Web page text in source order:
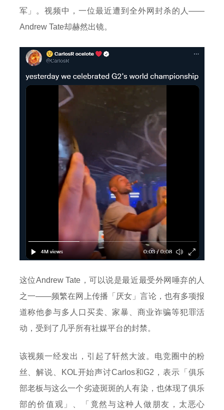
军」。视频中，一位最近遭到全外网封杀的人——
Andrew Tate却赫然出镜。
这位Andrew Tate，可以说是最近最受外网唾弃的人
之一——频繁在网上传播「厌女」言论，也有多项报
道称他参与多人口买卖、家暴、商业诈骗等犯罪活
动，受到了几乎所有社媒平台的封禁。
该视频一经发出，引起了轩然大波。电竞圈中的粉
丝、解说、KOL开始声讨Carlos和G2，表示「俱乐
部老板与这么一个劣迹斑斑的人有染，也体现了俱乐
部的价值观」、「竟然与这种人做朋友，太恶心